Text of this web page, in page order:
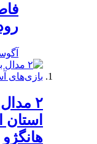
آگوست
استان
هانگژو